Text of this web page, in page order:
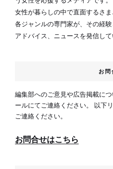
女性が暮らしの中で直面するさ
各ジャンルの専門家が、その経
アドバイス、ニュースを発信して
お問
編集部へのご意見や広告掲載に
ールにてご連絡ください。 以下
ご連絡ください。
お問合せはこちら